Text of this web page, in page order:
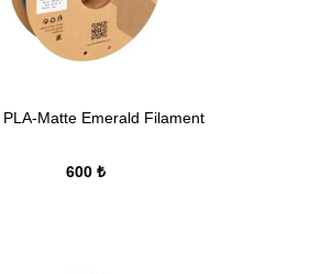
PLA-Matte Emerald Filament
600 ₺